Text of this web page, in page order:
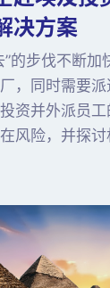
决方案
”的步伐不断
，同时需要
资并外派员
风险，并探讨